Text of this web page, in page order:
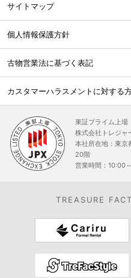
サイトマップ
個人情報保護方針
古物営業法に基づく表記
カスタマーハラスメントに対する
東証プライム上場
株式会社トレジャ
本社所在地：東
20階
営業時間：10:00
TREASURE